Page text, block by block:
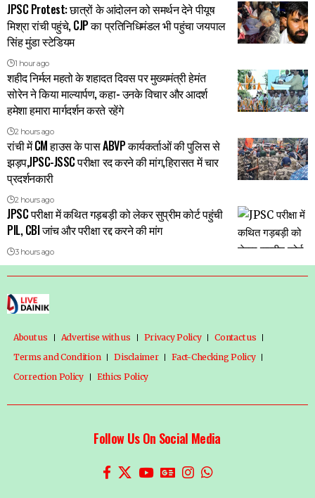
JPSC Protest: छात्रों के आंदोलन को समर्थन देने पीयूष
मिश्रा रांची पहुंचे, CJP का प्रतिनिधिमंडल भी पहुंचा जयपाल
सिंह मुंडा स्टेडियम
1 hour ago
शहीद निर्मल महतो के शहादत दिवस पर मुख्यमंत्री हेमंत
सोरेन ने किया माल्यार्पण, कहा- उनके विचार और आदर्श
हमेशा हमारा मार्गदर्शन करते रहेंगे
2 hours ago
रांची में CM हाउस के पास ABVP कार्यकर्ताओं की पुलिस से
झड़प,JPSC-JSSC परीक्षा रद करने की मांग,हिरासत में चार
प्रदर्शनकारी
2 hours ago
JPSC परीक्षा में कथित गड़बड़ी को लेकर सुप्रीम कोर्ट पहुंची
PIL, CBI जांच और परीक्षा रद्द करने की मांग
3 hours ago
About us Advertise with us Privacy Policy
Contact us
Terms and Condition
Disclaimer
Fact-Checking Policy
Correction Policy
Ethics Policy
Follow Us On Social Media